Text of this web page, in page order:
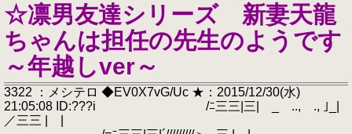
☆凛男友達シリーズ 新妻天龍
ちゃんは担任の先生のようです
～年越しver～
3322 ：メシテロ ◆EV0X7vG/Uc ★：2015/12/30(水)
21:05:08 ID:???i /ﾆ三三|三| _ .., ., ｣_|
／三三 | |